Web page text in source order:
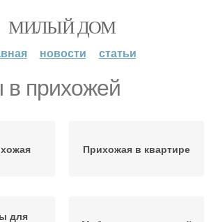
МИЛЫЙ ДОМ
новости статьи
в прихожей
Прихожая в квартире
для